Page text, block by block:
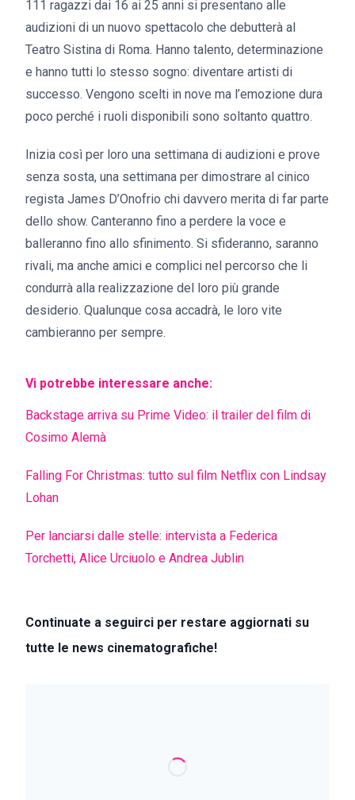
111 ragazzi dai 16 ai 25 anni si presentano alle
audizioni di un nuovo spettacolo che debutterà al
Teatro Sistina di Roma. Hanno talento, determinazione
e hanno tutti lo stesso sogno: diventare artisti di
successo. Vengono scelti in nove ma l’emozione dura
poco perché i ruoli disponibili sono soltanto quattro.
Inizia così per loro una settimana di audizioni e prove
senza sosta, una settimana per dimostrare al cinico
regista James D’Onofrio chi davvero merita di far parte
dello show. Canteranno fino a perdere la voce e
balleranno fino allo sfinimento. Si sfideranno, saranno
rivali, ma anche amici e complici nel percorso che li
condurrà alla realizzazione del loro più grande
desiderio. Qualunque cosa accadrà, le loro vite
cambieranno per sempre.
Vi potrebbe interessare anche:
Backstage arriva su Prime Video: il trailer del film di
Cosimo Alemà
Falling For Christmas: tutto sul film Netflix con Lindsay
Lohan
Per lanciarsi dalle stelle: intervista a Federica
Torchetti, Alice Urciuolo e Andrea Jublin
Continuate a seguirci per restare aggiornati su
tutte le news cinematografiche!